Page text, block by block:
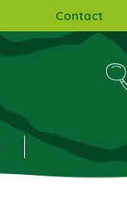
Contact